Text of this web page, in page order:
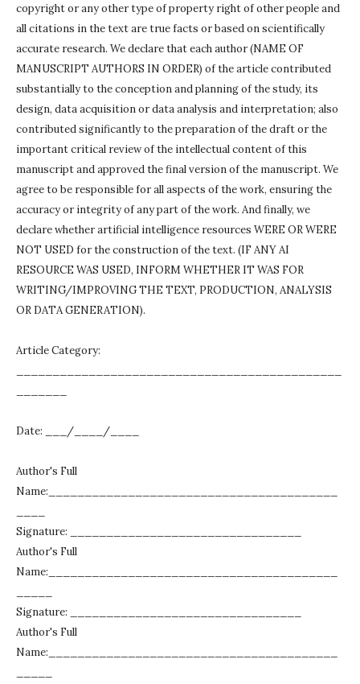
copyright or any other type of property right of other people and
all citations in the text are true facts or based on scientifically
accurate research. We declare that each author (NAME OF
MANUSCRIPT AUTHORS IN ORDER) of the article contributed
substantially to the conception and planning of the study, its
design, data acquisition or data analysis and interpretation; also
contributed significantly to the preparation of the draft or the
important critical review of the intellectual content of this
manuscript and approved the final version of the manuscript. We
agree to be responsible for all aspects of the work, ensuring the
accuracy or integrity of any part of the work. And finally, we
declare whether artificial intelligence resources WERE OR WERE
NOT USED for the construction of the text. (IF ANY AI
RESOURCE WAS USED, INFORM WHETHER IT WAS FOR
WRITING/IMPROVING THE TEXT, PRODUCTION, ANALYSIS
OR DATA GENERATION).
Article Category:
Date: ___/____/____
Author's Full
Name:________________________________________
Signature: ________________________________
Author's Full
Name:________________________________________
Signature: ________________________________
Author's Full
Name:________________________________________